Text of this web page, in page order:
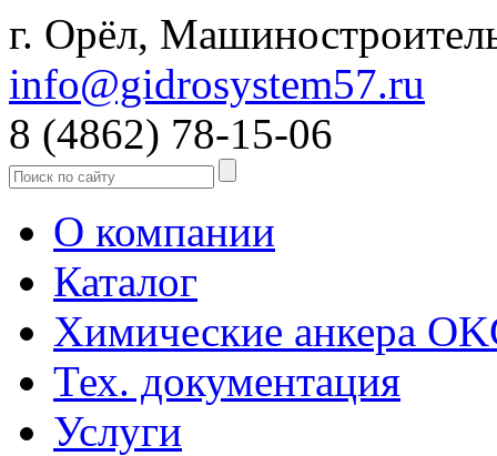
г. Орёл,
info@gidrosystem57.ru
8 (4862) 78-15-06
О компании
Каталог
Химические анкера
Тех. документация
Услуги